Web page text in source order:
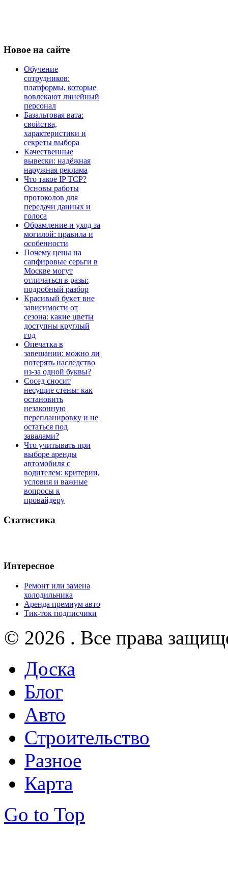
Новое на сайте
Обучение
сотрудников:
платформы, которые
вовлекают линейный
персонал
Базальтовая вата:
свойства,
характеристики и
секреты выбора
Качественные
вывески: надёжная
наружная реклама
Что такое IP TCP?
Основы работы
протоколов для
передачи данных и
голоса
Обрамление и уход за
могилой: правила и
особенности
Почему цены на
сапфировые серьги в
Москве могут
отличаться в разы:
подробный разбор
Красивый букет вне
зависимости от
сезона: какие цветы
доступны круглый
год
Опечатка в
завещании: можно ли
потерять наследство
из-за одной буквы?
Сосед сносит
несущие стены: как
остановить
незаконную
перепланировку и не
остаться под
завалами?
Что учитывать при
выборе аренды
автомобиля с
водителем: критерии,
условия и важные
вопросы к
провайдеру
Статистика
Интересное
Ремонт или замена
холодильника
Аренда премиум авто
Тик-ток подписчики
© 2026 . Все права
Доска
Блог
Авто
Строительство
Разное
Карта
Go to Top